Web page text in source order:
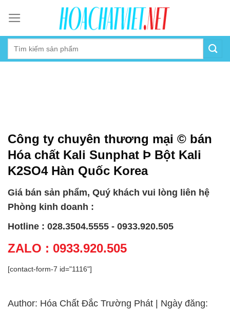
content
Công ty chuyên thương mại © bán
Hóa chất Kali Sunphat Þ Bột Kali
K2SO4 Hàn Quốc Korea
Giá bán sản phẩm, Quý khách vui lòng liên hệ
Phòng kinh doanh :
Hotline : 028.3504.5555 - 0933.920.505
ZALO : 0933.920.505
[contact-form-7 id="1116"]
Author: Hóa Chất Đắc Trường Phát | Ngày đăng: